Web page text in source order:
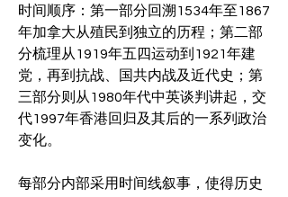
时间顺序：第一部分回溯1534年至1867
年加拿大从殖民到独立的历程；第二部
分梳理从1919年五四运动到1921年建
党，再到抗战、国共内战及近代史；第
三部分则从1980年代中英谈判讲起，交
代1997年香港回归及其后的一系列政治
变化。
每部分内部采用时间线叙事，使得历史